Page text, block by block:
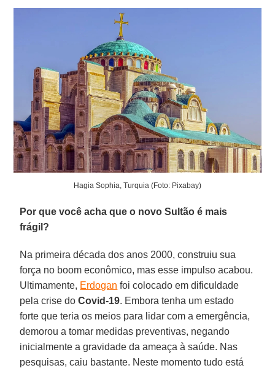
Hagia Sophia, Turquia (Foto: Pixabay)
Por que você acha que o novo Sultão é mais
frágil?
Na primeira década dos anos 2000, construiu sua
força no boom econômico, mas esse impulso acabou.
Ultimamente, Erdogan foi colocado em dificuldade
pela crise doCovid-19. Embora tenha um estado
forte que teria os meios para lidar com a emergência,
demorou a tomar medidas preventivas, negando
inicialmente a gravidade da ameaça à saúde. Nas
pesquisas, caiu bastante. Neste momento tudo está